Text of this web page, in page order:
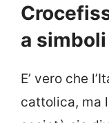
a
E’ vero che
cattolica, ma